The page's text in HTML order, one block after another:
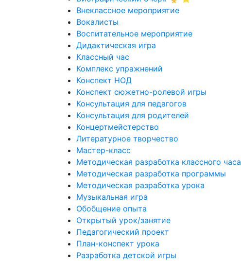
Внеклассное мероприятие
Вокалисты
Воспитательное мероприятие
Дидактическая игра
Классный час
Комплекс упражнений
Конспект НОД
Конспект сюжетно-ролевой игры
Консультация для педагогов
Консультация для родителей
Концертмейстерство
Литературное творчество
Мастер-класс
Методическая разработка классного часа
Методическая разработка программы
Методическая разработка урока
Музыкальная игра
Обобщение опыта
Открытый урок/занятие
Педагогический проект
План-конспект урока
Разработка детской игры